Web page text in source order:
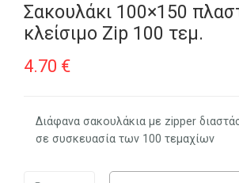
Σακουλάκι 100×150
κλείσιμο Zip 100 τεμ.
4.70 €
Διάφανα σακουλάκια με zipper
σε συσκευασία των 100 τεμαχίων